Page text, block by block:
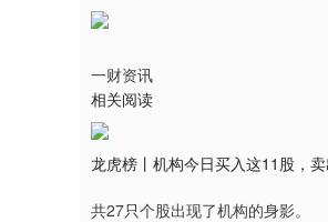
一财资讯
相关阅读
龙虎榜丨机构今日买入这11股，
共27只个股出现了机构的身影。